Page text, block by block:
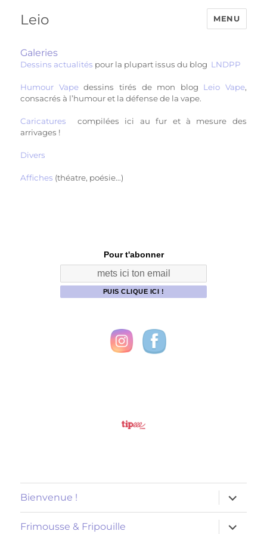
Leio MENU
Galeries
Dessins actualités pour la plupart issus du blog LNDPP
Humour Vapedessins tirés de mon blog Leio Vape,
consacrés à l’humour et la défense de la vape.
Caricatures compilées ici au fur et à mesure des
arrivages !
Divers
Affiches (théatre, poésie…)
Pour t'abonner
Bienvenue !
ouvrir
le
sous-
menu
Frimousse & Fripouille
ouvrir